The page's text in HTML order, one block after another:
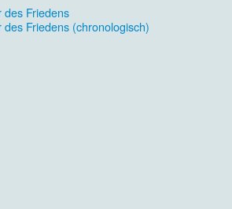
Friedens
Friedens (chronologisch)